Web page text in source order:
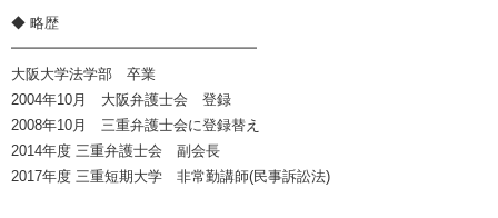
◆ 略歴
━━━━━━━━━━━━━━━━━
大阪大学法学部 卒業
2004年10月 大阪弁護士会 登録
2008年10月 三重弁護士会に登録替え
2014年度 三重弁護士会 副会長
2017年度 三重短期大学 非常勤講師(民事訴訟法)